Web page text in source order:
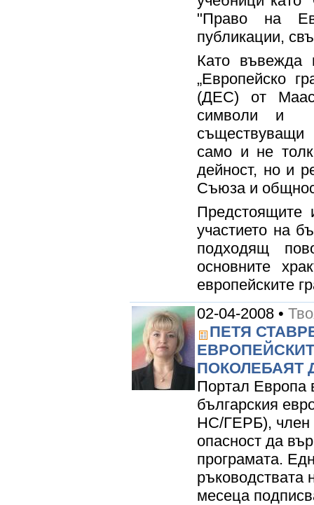
"Право на
публикации,
Като въвежда
„Европейско
(ДЕС) от
символи и
само и не
дейност, но и
Съюза и
участието на
подходящ
основните
европейските
02-04-2008 •
ПЕТЯ
ПОКОЛЕБАЯТ
Портал Европа
българския
НС/ГЕРБ), член
опасност да
програмата.
ръководствата
месеца